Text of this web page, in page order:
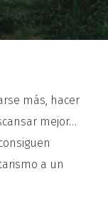
más, hacer
mejor…
a un